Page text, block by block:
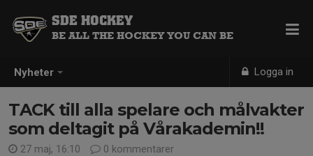
Nyheter Logga in
SDE HOCKEY
BE ALL THE HOCKEY YOU CAN BE
TACK till alla spelare och målvakter
som deltagit på Vårakademin!!
27 maj, 16:10 0 kommentarer